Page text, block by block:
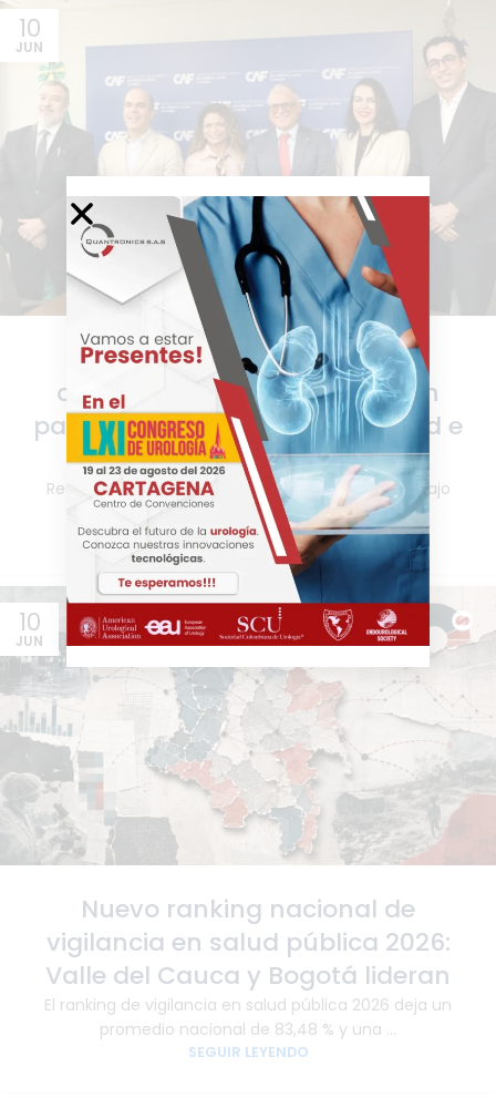
10
JUN
CAF y OPS/OMS analizan
oportunidades de cooperación
para ampliar iniciativas en salud e
integración regional
Reunión en Brasilia abordó oportunidades de trabajo
conjunto en áreas como saneamiento, sa...
SEGUIR LEYENDO
10
JUN
Nuevo ranking nacional de
vigilancia en salud pública 2026:
Valle del Cauca y Bogotá lideran
El ranking de vigilancia en salud pública 2026 deja un
promedio nacional de 83,48 % y una ...
SEGUIR LEYENDO